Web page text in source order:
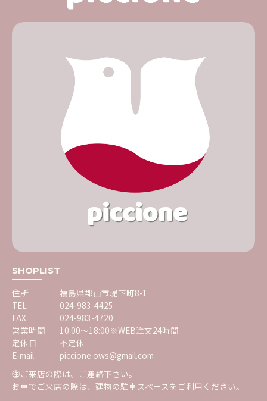
SHOPLIST
住所
福島県郡山市堤下町8-1
TEL
024-983-4425
FAX
024-983-4720
営業時間
10:00～18:00※WEB注文24時間
定休日
不定休
E-mail
piccione.ows@gmail.com
㊟ご来店の際は、ご連絡下さい。
お車でご来店の際は、建物の駐車スペースをご利用ください。